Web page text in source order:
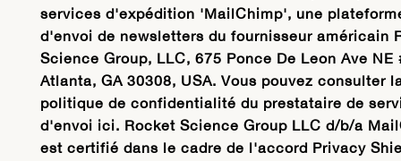
services d'expédition 'MailChimp', une
d'envoi de newsletters du fournisseur américain
Science Group, LLC, 675 Ponce De Leon Ave NE
Atlanta, GA 30308, USA. Vous pouvez consulter
politique de confidentialité du prestataire de
d'envoi ici. Rocket Science Group LLC d/b/a
est certifié dans le cadre de l'accord Privacy